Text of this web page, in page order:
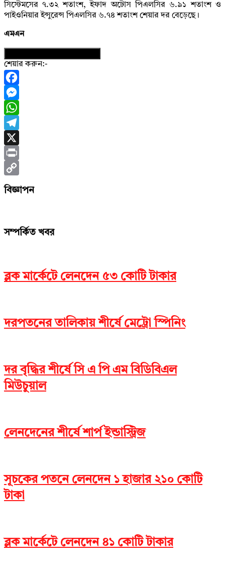
সিস্টেমসের ৭.৩২ শতাংশ, ইফাদ অটোস‌ পিএলসির ৬.৯১ শতাংশ ও
পাইওনিয়ার ইন্সুরেন্স পিএলসির ৬.৭৪ শতাংশ শেয়ার দর বেড়েছে।
এমএন
শেয়ার করুন:-
Facebook
Messenger
WhatsApp
Telegram
X
Print
Copy
বিজ্ঞাপন
সম্পর্কিত খবর
ব্লক মার্কেটে লেনদেন ৫৩ কোটি টাকার
দরপতনের তালিকায় শীর্ষে মেট্রো স্পিনিং
দর বৃদ্ধির শীর্ষে সি এ পি এম বিডিবিএল
মিউচুয়াল
লেনদেনের শীর্ষে শার্প ইন্ডাস্ট্রিজ
সূচকের পতনে লেনদেন ১ হাজার ২১০ কোটি
টাকা
ব্লক মার্কেটে লেনদেন ৪১ কোটি টাকার